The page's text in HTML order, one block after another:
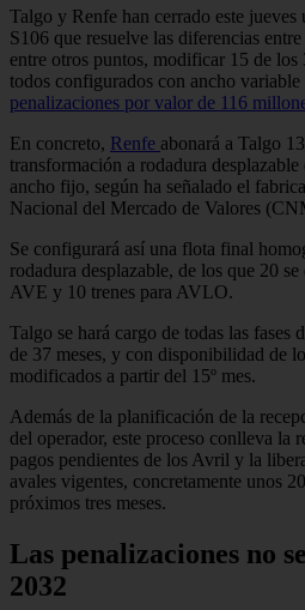
Talgo y Renfe han cerrado este
S106 que resuelve las diferencias
entre otros puntos, modificar 15 de los
todos configurados con ancho variable
penalizaciones por valor de 116
En concreto, Renfe abonará a Talgo
transformación a rodadura
ancho fijo, según ha señalado el
Nacional del Mercado de Valores
Se configurará así una flota final
rodadura desplazable, de los que 20
AVE y 10 trenes para AVLO.
Talgo se hará cargo de todas las fases
de 37 meses, y con disponibilidad de
modificados a partir del 15º mes.
Además de la planificación de la
del operador, este proceso conlleva la
pagos pendientes de los Avril y la
avales vigentes, concretamente unos
próximos tres meses.
Las penalizaciones no
2032